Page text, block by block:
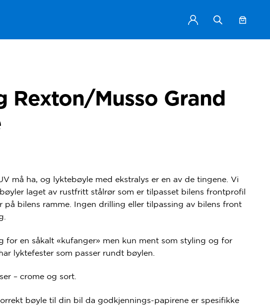
Rexton/Musso Grand
8.879
må ha, og lyktebøyle med ekstralys er en av de tingene. Vi
laget av rustfritt stålrør som er tilpasset bilens frontprofil
på bilens ramme. Ingen drilling eller tilpassing av bilens front
for en såkalt «kufanger» men kun ment som styling og for
lyktefester som passer rundt bøylen.
– crome og sort.
bøyle til din bil da godkjennings-papirene er spesifikke